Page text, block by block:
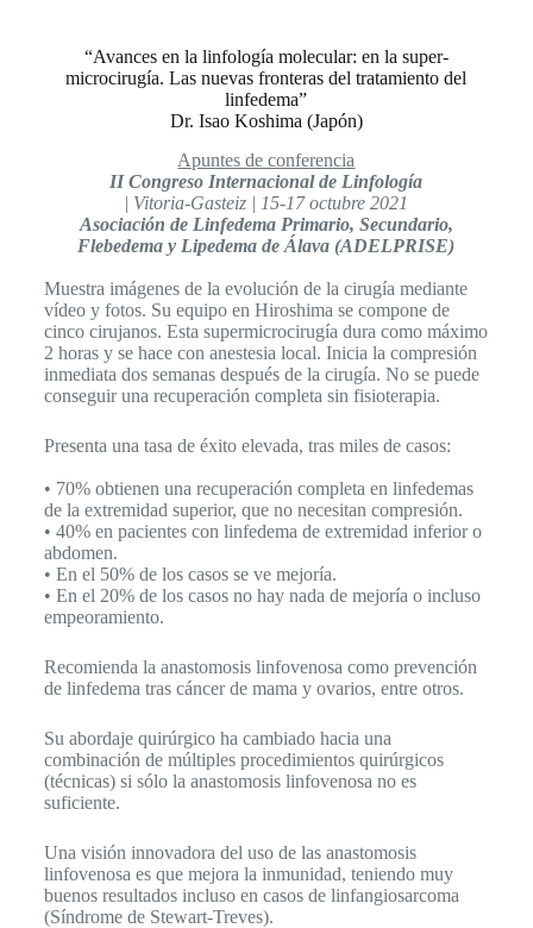
“Avances en la linfología molecular: en la super-
microcirugía. Las nuevas fronteras del tratamiento del
linfedema”
Dr. Isao Koshima (Japón)
Apuntes de conferencia
II Congreso Internacional de Linfología
| Vitoria-Gasteiz | 15-17 octubre 2021
Asociación de Linfedema Primario, Secundario,
Flebedema y Lipedema de Álava (ADELPRISE)
Muestra imágenes de la evolución de la cirugía mediante
vídeo y fotos. Su equipo en Hiroshima se compone de
cinco cirujanos. Esta supermicrocirugía dura como máximo
2 horas y se hace con anestesia local. Inicia la compresión
inmediata dos semanas después de la cirugía. No se puede
conseguir una recuperación completa sin fisioterapia.
Presenta una tasa de éxito elevada, tras miles de casos:
• 70% obtienen una recuperación completa en linfedemas
de la extremidad superior, que no necesitan compresión.
• 40% en pacientes con linfedema de extremidad inferior o
abdomen.
• En el 50% de los casos se ve mejoría.
• En el 20% de los casos no hay nada de mejoría o incluso
empeoramiento.
Recomienda la anastomosis linfovenosa como prevención
de linfedema tras cáncer de mama y ovarios, entre otros.
Su abordaje quirúrgico ha cambiado hacia una
combinación de múltiples procedimientos quirúrgicos
(técnicas) si sólo la anastomosis linfovenosa no es
suficiente.
Una visión innovadora del uso de las anastomosis
linfovenosa es que mejora la inmunidad, teniendo muy
buenos resultados incluso en casos de linfangiosarcoma
(Síndrome de Stewart-Treves).